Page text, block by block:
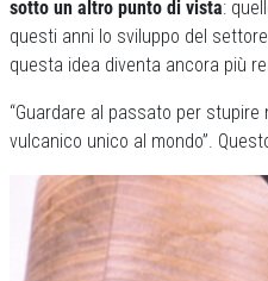
sotto un altro punto di vista:
questi anni lo sviluppo del
questa idea diventa ancora più
“Guardare al passato per
vulcanico unico al mondo”.